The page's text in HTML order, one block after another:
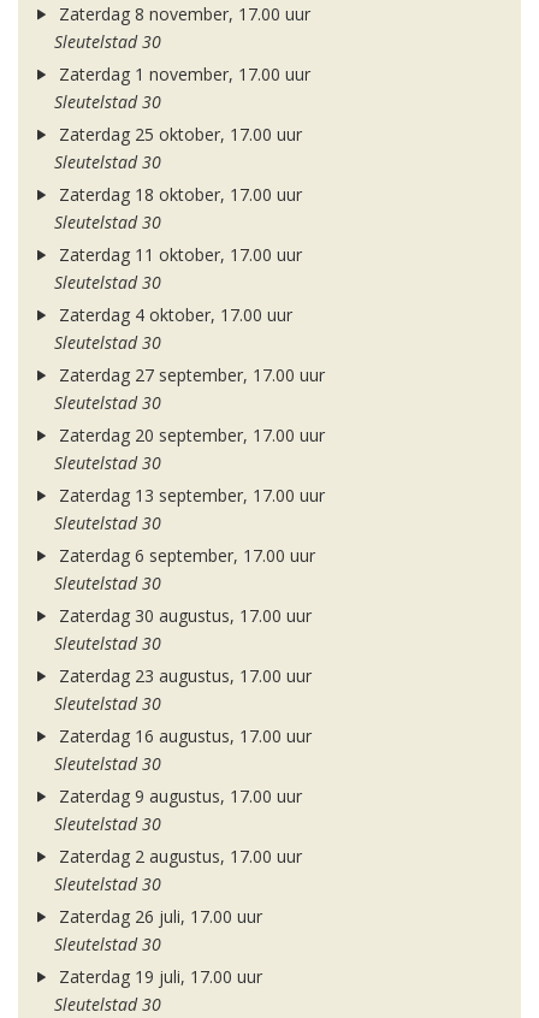
Zaterdag 8 november, 17.00 uur
Sleutelstad 30
Zaterdag 1 november, 17.00 uur
Sleutelstad 30
Zaterdag 25 oktober, 17.00 uur
Sleutelstad 30
Zaterdag 18 oktober, 17.00 uur
Sleutelstad 30
Zaterdag 11 oktober, 17.00 uur
Sleutelstad 30
Zaterdag 4 oktober, 17.00 uur
Sleutelstad 30
Zaterdag 27 september, 17.00 uur
Sleutelstad 30
Zaterdag 20 september, 17.00 uur
Sleutelstad 30
Zaterdag 13 september, 17.00 uur
Sleutelstad 30
Zaterdag 6 september, 17.00 uur
Sleutelstad 30
Zaterdag 30 augustus, 17.00 uur
Sleutelstad 30
Zaterdag 23 augustus, 17.00 uur
Sleutelstad 30
Zaterdag 16 augustus, 17.00 uur
Sleutelstad 30
Zaterdag 9 augustus, 17.00 uur
Sleutelstad 30
Zaterdag 2 augustus, 17.00 uur
Sleutelstad 30
Zaterdag 26 juli, 17.00 uur
Sleutelstad 30
Zaterdag 19 juli, 17.00 uur
Sleutelstad 30